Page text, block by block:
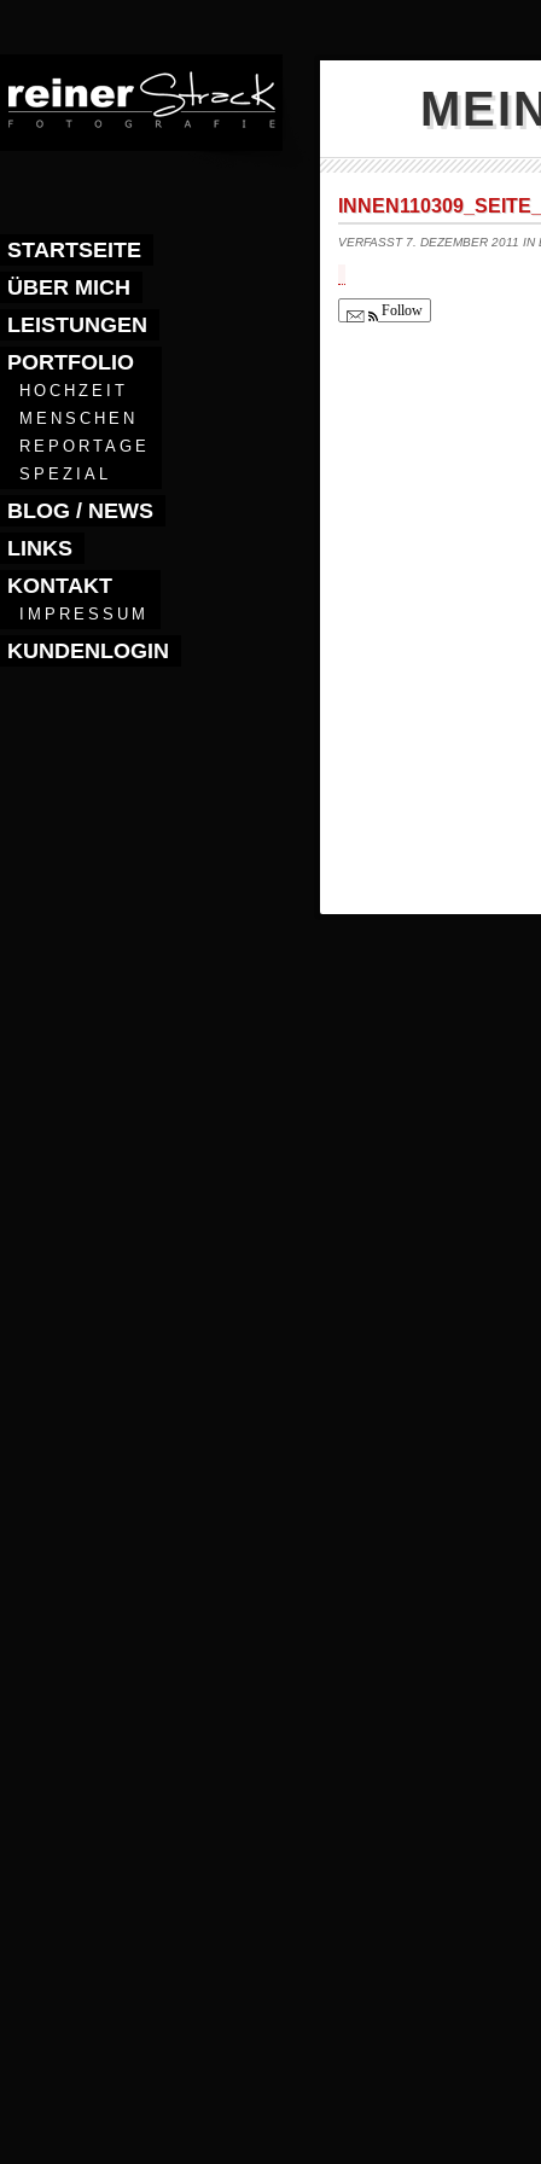
STARTSEITE
ÜBER MICH
LEISTUNGEN
PORTFOLIO
HOCHZEIT
MENSCHEN
REPORTAGE
SPEZIAL
BLOG / NEWS
LINKS
KONTAKT
IMPRESSUM
KUNDENLOGIN
VERFASST 7. DEZEMBER 2011
Follow